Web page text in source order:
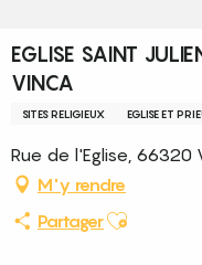
EGLISE SAINT
VINCA
SITES RELIGIEUX EGLISE ET
Rue de l'Eglise, 66320
M'y rendre
PartagerAjouter aux